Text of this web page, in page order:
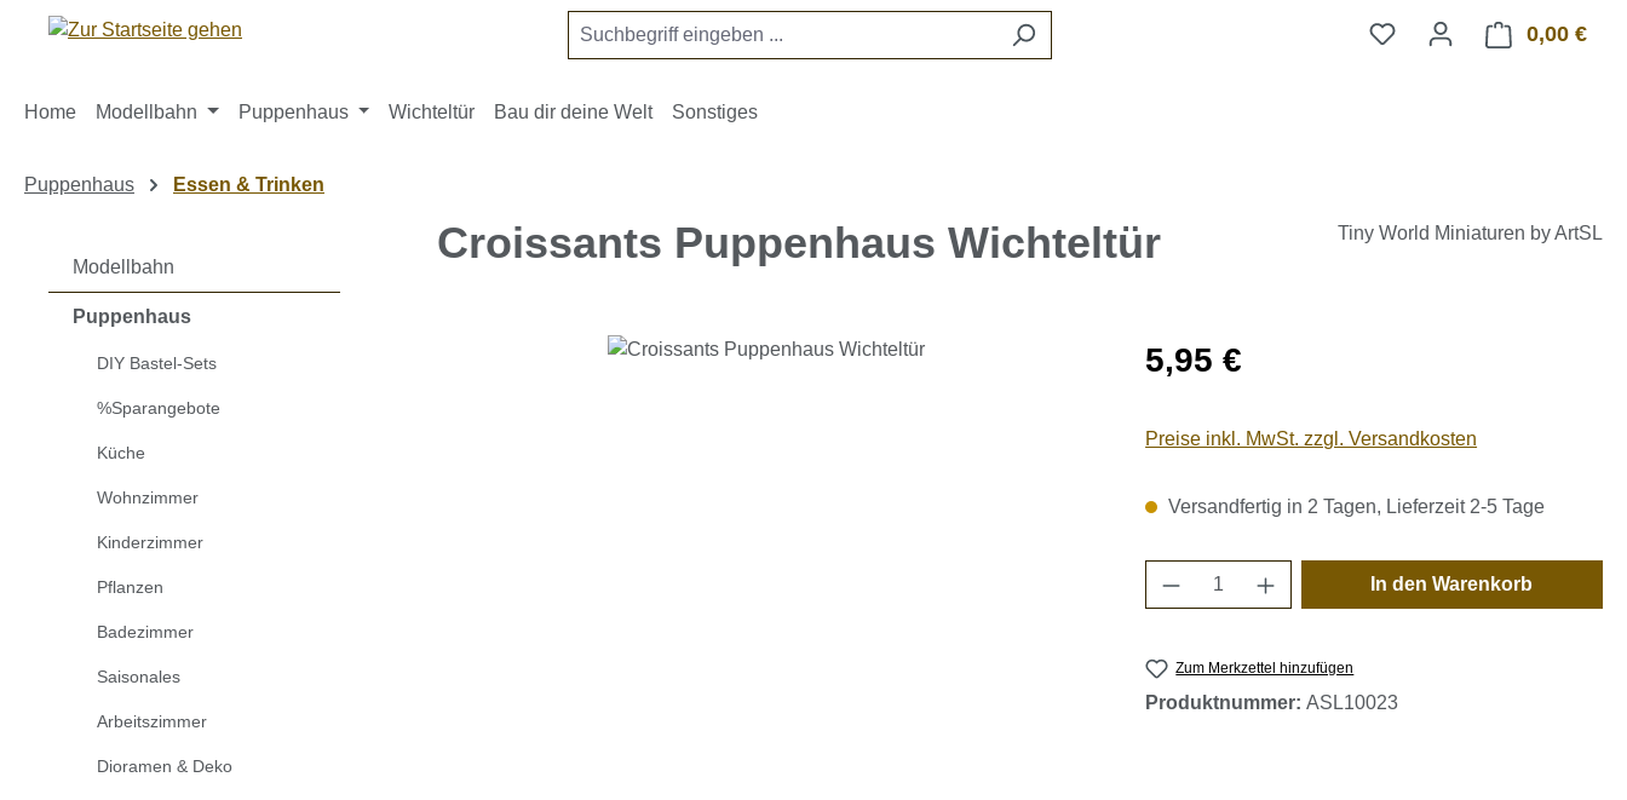
Hauptinhalt springen
Zur Suche springen
Zur Hauptnavigation springen 0,00 €
Home Modellbahn Puppenhaus Wichteltür Bau dir deine Welt Sonstiges
Puppenhaus Essen & Trinken
Modellbahn
Puppenhaus
DIY Bastel-Sets
%Sparangebote
Küche
Wohnzimmer
Kinderzimmer
Pflanzen
Badezimmer
Saisonales
Arbeitszimmer
Dioramen & Deko
Croissants Puppenhaus Wichteltür Tiny World Miniaturen by ArtSL
Bildergalerie überspringen Regulärer Preis:
5,95 €
Preise inkl. MwSt. zzgl. Versandkosten
Versandfertig in 2 Tagen, Lieferzeit 2-5 Tage
Produkt Anzahl: Gib den
In den Warenkorb
Zum Merkzettel hinzufügen
Produktnummer:ASL10023